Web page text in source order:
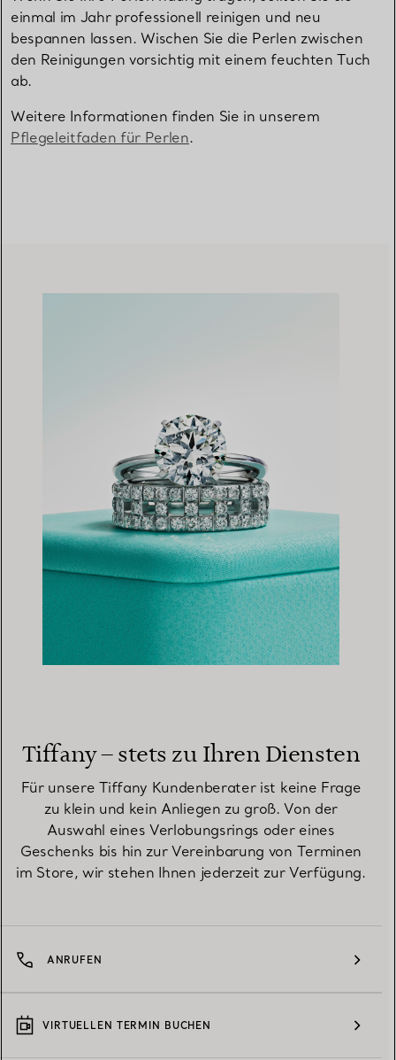
einmal im Jahr professionell reinigen und neu
bespannen lassen. Wischen Sie die Perlen zwischen
den Reinigungen vorsichtig mit einem feuchten Tuch
ab.
Weitere Informationen finden Sie in unserem
Pflegeleitfaden für Perlen.
Tiffany – stets zu Ihren Diensten
Für unsere Tiffany Kundenberater ist keine Frage
zu klein und kein Anliegen zu groß. Von der
Auswahl eines Verlobungsrings oder eines
Geschenks bis hin zur Vereinbarung von Terminen
im Store, wir stehen Ihnen jederzeit zur Verfügung.
ANRUFEN
VIRTUELLEN TERMIN BUCHEN